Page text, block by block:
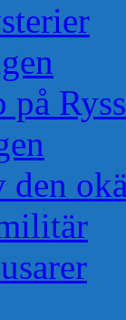
på
den